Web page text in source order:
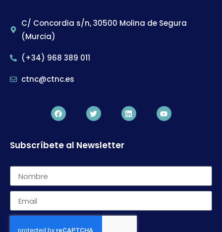
C/ Concordia s/n, 30500 Molina de Segura
(Murcia)
(+34) 968 389 011
ctnc@ctnc.es
Subscríbete al Newsletter